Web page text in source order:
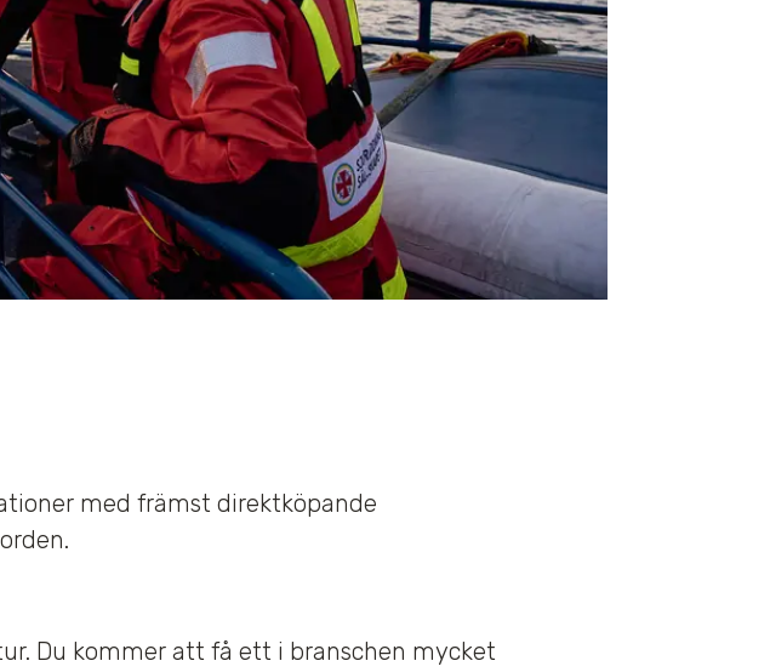
med främst direktköpande
Du kommer att få ett i branschen mycket